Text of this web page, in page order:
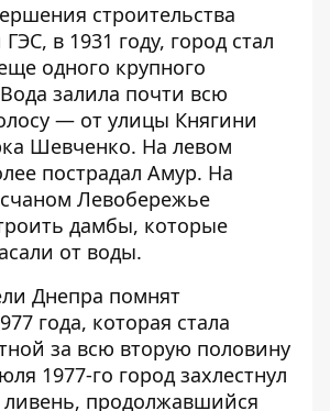
строительства
в 1931 году, город стал
одного крупного
залила почти всю
— от улицы Княгини
Шевченко. На левом
пострадал Амур. На
Левобережье
дамбы, которые
от воды.
Днепра помнят
года, которая стала
за всю вторую половину
1977-го город захлестнул
продолжавшийся